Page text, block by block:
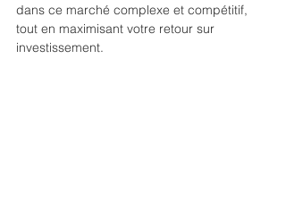
dans ce marché complexe et compétitif,
tout en maximisant votre retour sur
investissement.